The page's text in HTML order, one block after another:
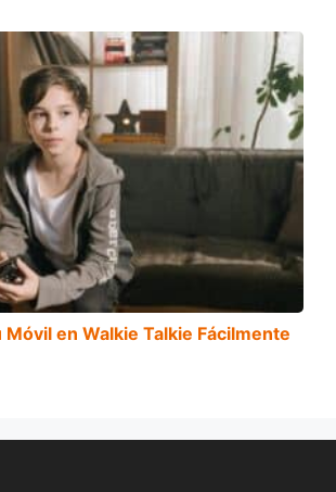
en Walkie Talkie Fácilmente